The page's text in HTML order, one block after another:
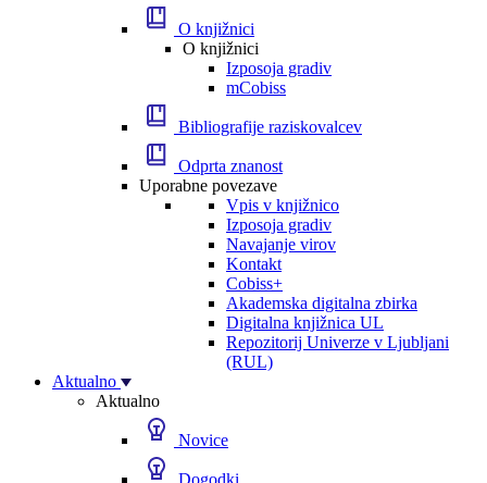
O knjižnici
O knjižnici
Izposoja gradiv
mCobiss
Bibliografije raziskovalcev
Odprta znanost
Uporabne povezave
Vpis v knjižnico
Izposoja gradiv
Navajanje virov
Kontakt
Cobiss+
Akademska digitalna zbirka
Digitalna knjižnica UL
Repozitorij Univerze v Ljubljani
(RUL)
Aktualno
Aktualno
Novice
Dogodki